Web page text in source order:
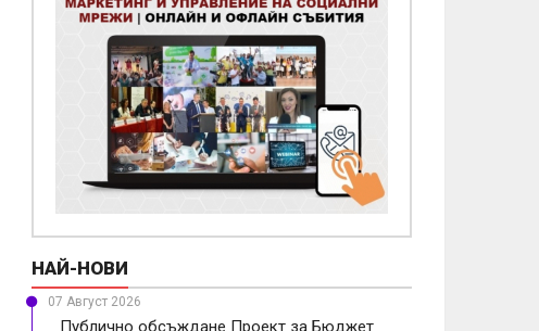
НАЙ-НОВИ
07 Август 2026
Публично обсъждане Проект за Бюджет